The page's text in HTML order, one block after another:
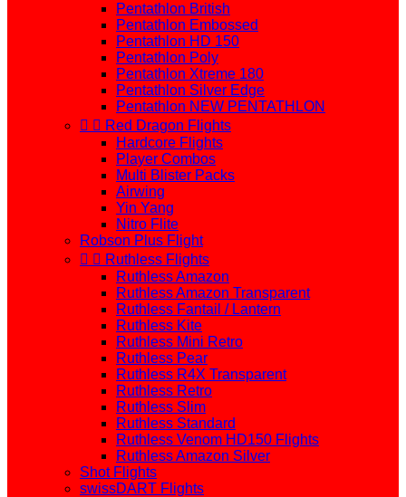
Pentathlon British
Pentathlon Embossed
Pentathlon HD 150
Pentathlon Poly
Pentathlon Xtreme 180
Pentathlon Silver Edge
Pentathlon NEW PENTATHLON
  Red Dragon Flights
Hardcore Flights
Player Combos
Multi Blister Packs
Airwing
Yin Yang
Nitro Flite
Robson Plus Flight
  Ruthless Flights
Ruthless Amazon
Ruthless Amazon Transparent
Ruthless Fantail / Lantern
Ruthless Kite
Ruthless Mini Retro
Ruthless Pear
Ruthless R4X Transparent
Ruthless Retro
Ruthless Slim
Ruthless Standard
Ruthless Venom HD150 Flights
Ruthless Amazon Silver
Shot Flights
swissDART Flights